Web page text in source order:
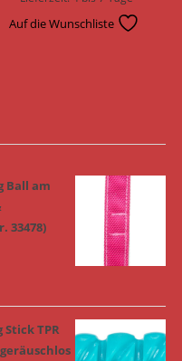
Auf die Wunschliste
Ball am
33478)
TPR